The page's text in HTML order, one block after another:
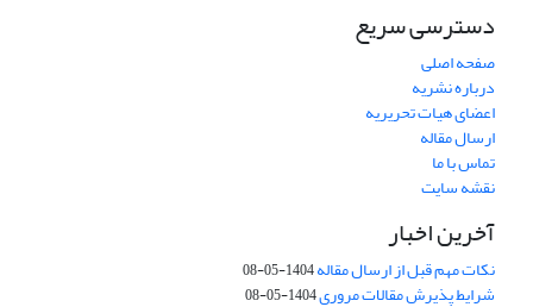
دسترسی سریع
صفحه اصلی
درباره نشریه
اعضای هیات تحریریه
ارسال مقاله
تماس با ما
نقشه سایت
آخرین اخبار
نکات مهم قبل از ارسال مقاله1404-05-08
شرایط پذیرش مقالات مروری1404-05-08